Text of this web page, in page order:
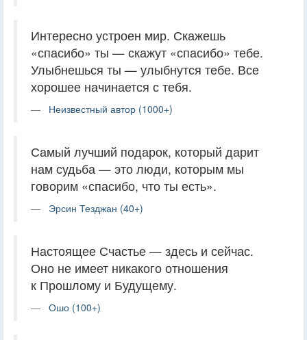
Интересно устроен мир. Скажешь
«спасибо» ты — скажут «спасибо» тебе.
Улыбнешься ты — улыбнутся тебе. Все
хорошее начинается с тебя.
Неизвестный автор (1000+)
Самый лучший подарок, который дарит
нам судьба — это люди, которым мы
говорим «спасибо, что ты есть».
Эрсин Тезджан (40+)
Настоящее Счастье — здесь и сейчас.
Оно не имеет никакого отношения
к Прошлому и Будущему.
Ошо (100+)